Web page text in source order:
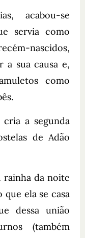
acabou-se
servia como
nascidos,
a sua causa e,
como
cria a segunda
de Adão
da noite
ela se casa
dessa união
(também